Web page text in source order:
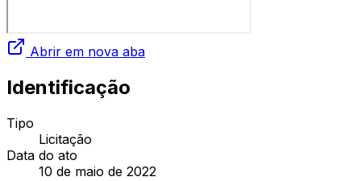
Abrir em nova aba
Identificação
Tipo
Licitação
Data do ato
10 de maio de 2022